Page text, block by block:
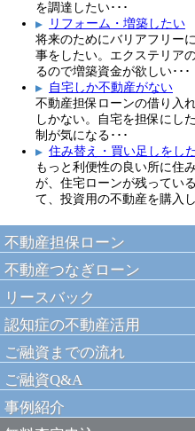
を調達したい･･･
リフォーム・増築したい
将来のためにバリアフリー
事をしたい。エクステリア
るので増築資金が欲しい･･･
自宅しか不動産がない
不動産担保ローンの借り入
しかない。自宅を担保にし
制が気になる･･･
住み替え・買い足しをし
もっと利便性の良い所に住
が、住宅ローンが残ってい
て、投資用の不動産を購入
不動産担保ローン
不動産つなぎローン
リースバック
認知症の不動産活用
ご融資までの流れ
ご融資Q&A
事例紹介